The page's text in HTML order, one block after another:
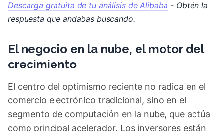
Descarga gratuita de tu análisis de Alibaba - Obtén la
respuesta que andabas buscando.
El negocio en la nube, el motor del
crecimiento
El centro del optimismo reciente no radica en el
comercio electrónico tradicional, sino en el
segmento de computación en la nube, que actúa
como principal acelerador. Los inversores están